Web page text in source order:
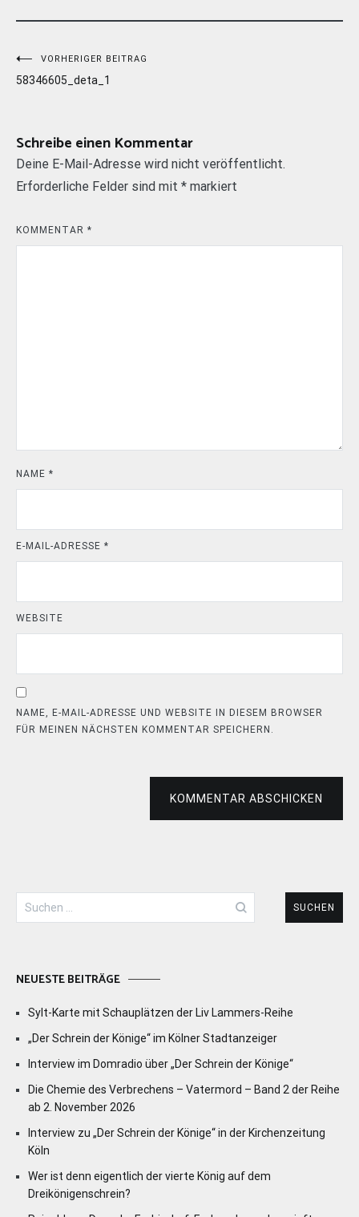
Beitragsnavigation
VORHERIGER BEITRAG
58346605_deta_1
Schreibe einen Kommentar
Deine E-Mail-Adresse wird nicht veröffentlicht.
Erforderliche Felder sind mit * markiert
KOMMENTAR *
NAME *
E-MAIL-ADRESSE *
WEBSITE
NAME, E-MAIL-ADRESSE UND WEBSITE IN DIESEM BROWSER
FÜR MEINEN NÄCHSTEN KOMMENTAR SPEICHERN.
KOMMENTAR ABSCHICKEN
nach:
NEUESTE BEITRÄGE
Sylt-Karte mit Schauplätzen der Liv Lammers-Reihe
„Der Schrein der Könige“ im Kölner Stadtanzeiger
Interview im Domradio über „Der Schrein der Könige“
Die Chemie des Verbrechens – Vatermord – Band 2 der Reihe
ab 2. November 2026
Interview zu „Der Schrein der Könige“ in der Kirchenzeitung
Köln
Wer ist denn eigentlich der vierte König auf dem
Dreikönigenschrein?